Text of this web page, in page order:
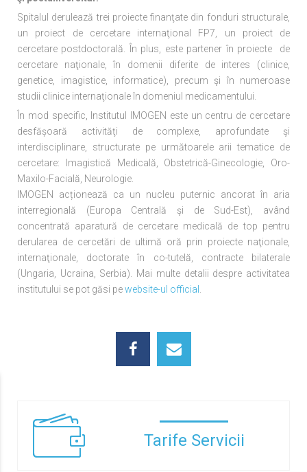
Spitalul derulează trei proiecte finanţate din fonduri structurale,
un proiect de cercetare internaţional FP7, un proiect de
cercetare postdoctorală. În plus, este partener în proiecte de
cercetare naţionale, în domenii diferite de interes (clinice,
genetice, imagistice, informatice), precum şi în numeroase
studii clinice internaţionale în domeniul medicamentului.
În mod specific, Institutul IMOGEN este un centru de cercetare
desfășoară activităţi de complexe, aprofundate şi
interdisciplinare, structurate pe următoarele arii tematice de
cercetare: Imagistică Medicală, Obstetrică-Ginecologie, Oro-
Maxilo-Facială, Neurologie.
IMOGEN acționează ca un nucleu puternic ancorat în aria
interregională (Europa Centrală şi de Sud-Est), având
concentrată aparatură de cercetare medicală de top pentru
derularea de cercetări de ultimă oră prin proiecte naţionale,
internaţionale, doctorate în co-tutelă, contracte bilaterale
(Ungaria, Ucraina, Serbia). Mai multe detalii despre activitatea
institutului se pot găsi pewebsite-ul official
Tarife Servicii